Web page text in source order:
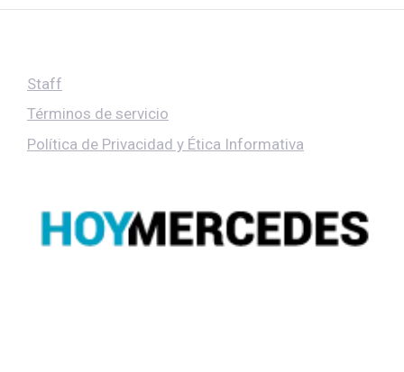
Staff
Términos de servicio
Política de Privacidad y Ética Informativa